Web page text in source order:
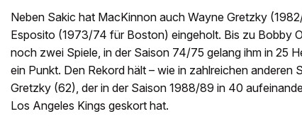
Neben Sakic hat MacKinnon auch Wayne Gretzky
Esposito (1973/74 für Boston) eingeholt. Bis zu Bobby
noch zwei Spiele, in der Saison 74/75 gelang ihm in 25
ein Punkt. Den Rekord hält – wie in zahlreichen anderen
Gretzky (62), der in der Saison 1988/89 in 40
Los Angeles Kings geskort hat.